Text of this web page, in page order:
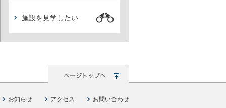
施設を見学したい
お知らせ アクセス お問い合わせ